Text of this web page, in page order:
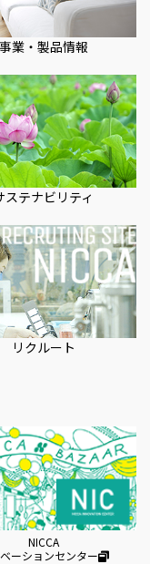
事業・製品情報
ステナビリティ
リクルート
NICCA
ーションセンター